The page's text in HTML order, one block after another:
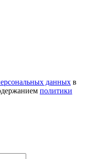
данных в
политики